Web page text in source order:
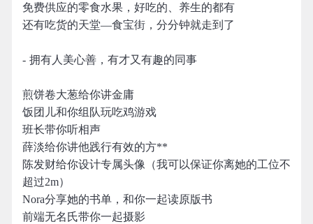
免费供应的零食水果，好吃的、养生的都有
还有吃货的天堂—食宝街，分分钟就走到了
- 拥有人美心善，有才又有趣的同事
煎饼卷大葱给你讲金庸
饭团儿和你组队玩吃鸡游戏
班长带你听相声
薛淡给你讲他践行有效的方**
陈发财给你设计专属头像（我可以保证你离她的工位不
超过2m）
Nora分享她的书单，和你一起读原版书
前端无名氏带你一起摄影